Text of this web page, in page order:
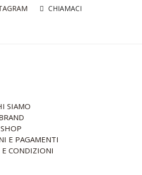
CHIAMACI
SIAMO
SHOP
E PAGAMENTI
CONDIZIONI